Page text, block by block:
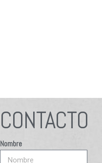
CONTACTO
Nombre